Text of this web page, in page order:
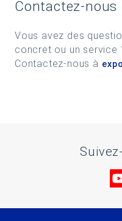
Contactez-nous
Vous avez des
concret ou un service
Contactez-nous à